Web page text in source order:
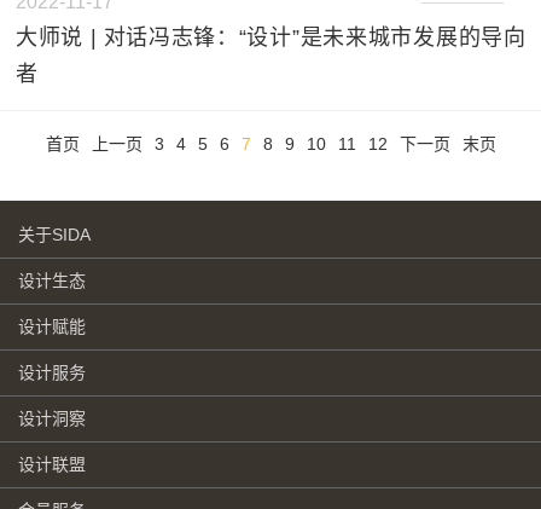
大师说 | 对话冯志锋：“设计”是未来城市发展的导向
者
首页 上一页 3 4 5 6 7 8 9 10 11 12 下一页 末页
关于SIDA
设计生态
设计赋能
设计服务
设计洞察
设计联盟